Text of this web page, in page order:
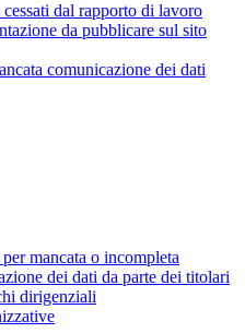
dal rapporto di lavoro
da pubblicare sul sito
comunicazione dei dati
mancata o incompleta
dei dati da parte dei titolari
dirigenziali